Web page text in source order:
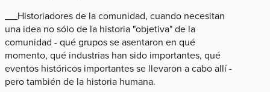
___Historiadores de la comunidad, cuando necesitan
una idea no sólo de la historia "objetiva" de la
comunidad - qué grupos se asentaron en qué
momento, qué industrias han sido importantes, qué
eventos históricos importantes se llevaron a cabo allí -
pero también de la historia humana.